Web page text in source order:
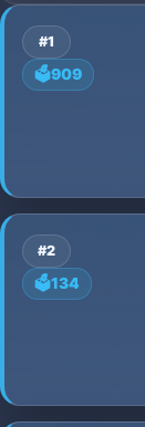
#1
🗳️909
#2
🗳️134